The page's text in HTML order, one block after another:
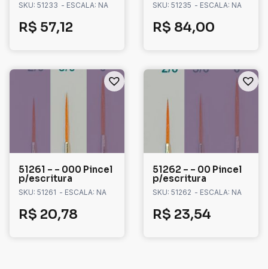
SKU: 51233 - ESCALA: NA
R$ 57,12
SKU: 51235 - ESCALA: NA
R$ 84,00
51261 – – 000 Pincel
p/escritura
SKU: 51261 - ESCALA: NA
R$ 20,78
51262 – – 00 Pincel
p/escritura
SKU: 51262 - ESCALA: NA
R$ 23,54